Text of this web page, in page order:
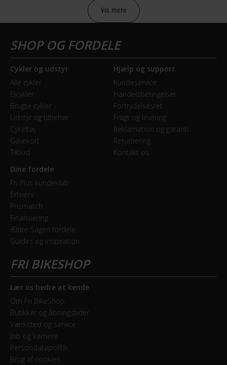
præcis kontrol i teknisk terræn. Et oplagt valg for
ryttere, der vil presse sig selv og udstyret til det yderste.
Lær mere
Cross Country (XC)
BREMSER
Bagbremse
Hydraulisk skivebremse
Forbremse
Hydraulisk skivebremse Shimano XT M8000
GEAR
Bagskifter
Shimano XT Shadow Plus - 22 Speed
Forskifter
Geartype
Kassette
Shimano SLX - 11-42T
Kranksæt
Vis mere
Cykler og udstyr
Alle cykler
Elcykler
Brugte cykler
Udstyr og tilbehør
Cykeltøj
Gavekort
Tilbud
Hjælp og support
Kundeservice
Handelsbetingelser
Fortrydelsesret
Fragt og levering
Reklamation og garanti
Returnering
Kontakt os
Dine fordele
Fri Plus kundeklub
Erhverv
Prismatch
Finansiering
Ældre Sagen fordele
Guides og inspiration
Lær os bedre at kende
Om Fri BikeShop
Butikker og åbningstider
Værksted og service
Job og karriere
Persondatapolitik
Brug af cookies